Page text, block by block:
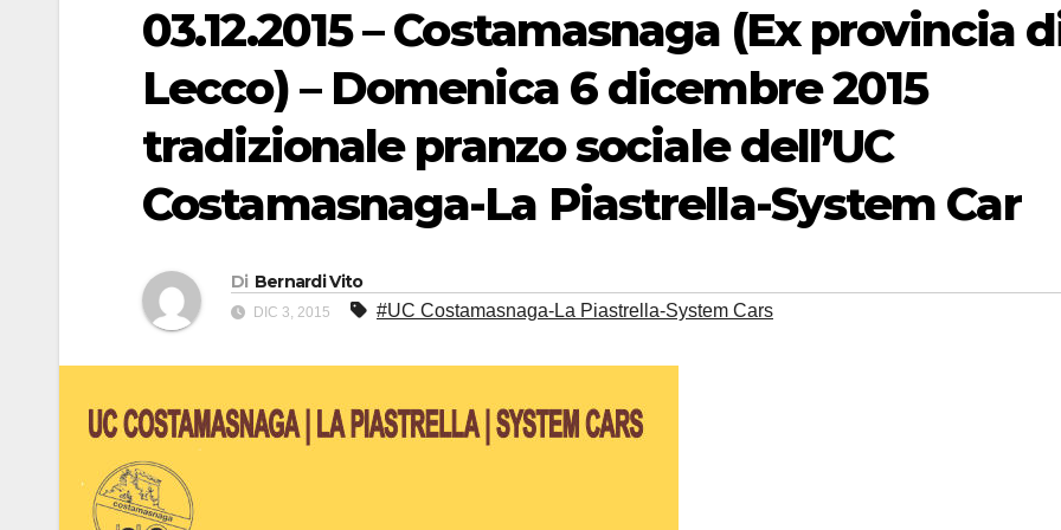
03.12.2015 – Costamasnaga (Ex provincia
Lecco) – Domenica 6 dicembre 2015
tradizionale pranzo sociale dell’UC
Costamasnaga-La Piastrella-System Car
Di Bernardi Vito
DIC 3, 2015 #UC Costamasnaga-La Piastrella-System Cars